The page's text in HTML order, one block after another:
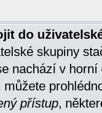
do
skupiny
nachází v horní
přístup,